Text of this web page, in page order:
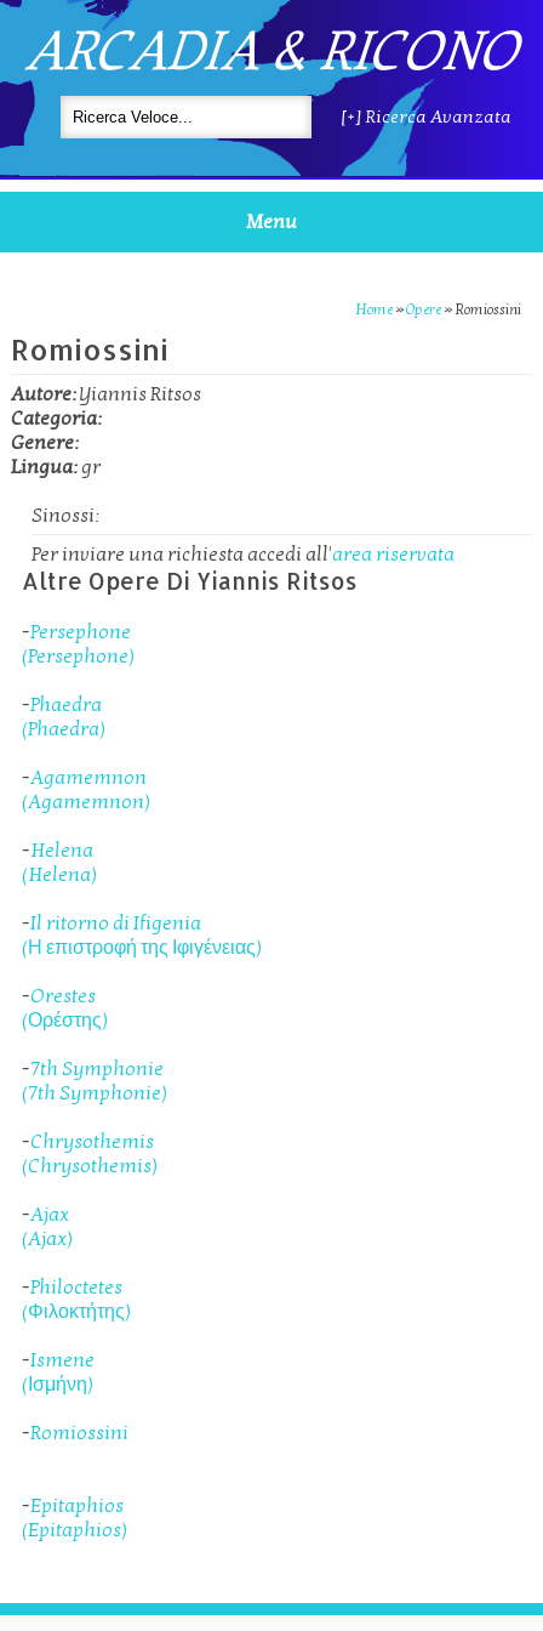
ARCADIA & RICONO
[+] Ricerca Avanzata
Menu
Home »Opere »Romiossini
Romiossini
Autore:Yiannis Ritsos
Categoria:
Genere:
Lingua:gr
Sinossi:
Per inviare una richiesta accedi all'area riservata
Altre Opere Di Yiannis Ritsos
-Persephone
(Persephone)
-Phaedra
(Phaedra)
-Agamemnon
(Agamemnon)
-Helena
(Helena)
-Il ritorno di Ifigenia
(Η επιστροφή της Ιφιγένειας)
-Orestes
(Ορέστης)
-7th Symphonie
(7th Symphonie)
-Chrysothemis
(Chrysothemis)
-Ajax
(Ajax)
-Philoctetes
(Φιλοκτήτης)
-Ismene
(Ισμήνη)
-Romiossini
-Epitaphios
(Epitaphios)